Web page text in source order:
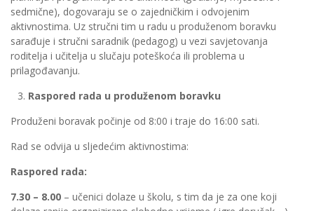
sedmične), dogovaraju se o zajedničkim i odvojenim
aktivnostima. Uz stručni tim u radu u produženom boravku
sarađuje i stručni saradnik (pedagog) u vezi savjetovanja
roditelja i učitelja u slučaju poteškoća ili problema u
prilagođavanju.
Raspored rada u produženom boravku
Produženi boravak počinje od 8:00 i traje do 16:00 sati.
Rad se odvija u sljedećim aktivnostima:
Raspored rada:
7.30 – 8.00 – učenici dolaze u školu, s tim da je za one koji